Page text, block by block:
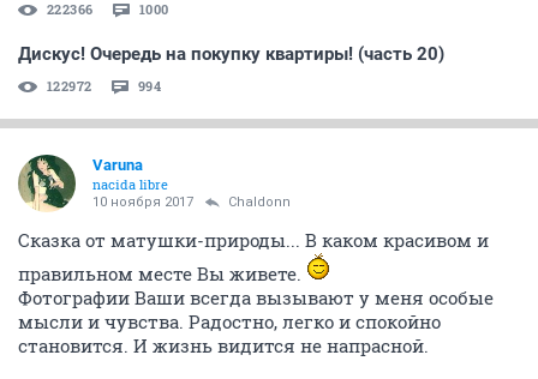
222366 1000
Дискус! Очередь на покупку квартиры! (часть 20)
122972 994
Varuna
nacida libre
10 ноября 2017 Chaldonn
Сказка от матушки-природы... В каком красивом и
правильном месте Вы живете.
Фотографии Ваши всегда вызывают у меня особые
мысли и чувства. Радостно, легко и спокойно
становится. И жизнь видится не напрасной.